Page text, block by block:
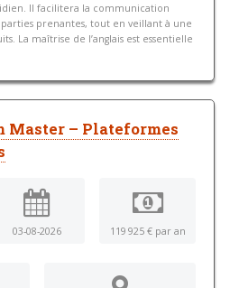
Il facilitera la communication
prenantes, tout en veillant à une
La maîtrise de l’anglais est essentielle
Master – Plateformes
03-08-2026 119 925 € par an